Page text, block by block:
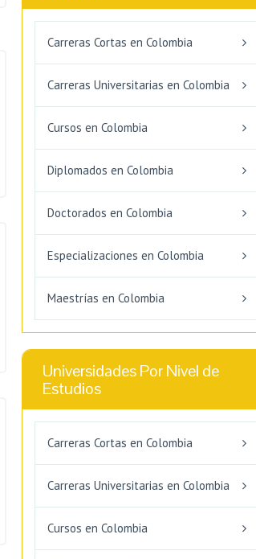
Carreras Cortas en Colombia
Carreras Universitarias en Colombia
Cursos en Colombia
Diplomados en Colombia
Doctorados en Colombia
Especializaciones en Colombia
Maestrías en Colombia
Universidades Por Nivel de
Estudios
Carreras Cortas en Colombia
Carreras Universitarias en Colombia
Cursos en Colombia